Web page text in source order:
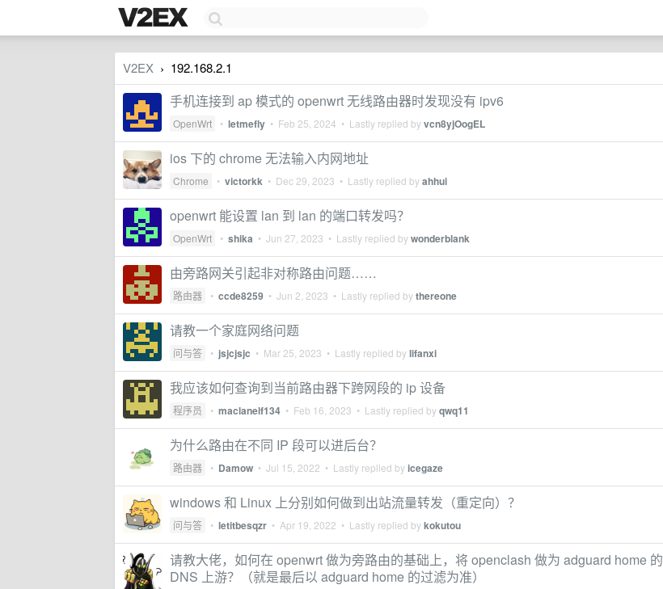
V2EX › 192.168.2.1
手机连接到 ap 模式的 openwrt 无线路由器时发现没有 ipv6
OpenWrt • letmefly • Feb 25, 2024 • Lastly replied byvcn8yjOogEL
ios 下的 chrome 无法输入内网地址
Chrome • victorkk • Dec 29, 2023 • Lastly replied byahhui
openwrt 能设置 lan 到 lan 的端口转发吗？
OpenWrt • shika • Jun 27, 2023 • Lastly replied bywonderblank
由旁路网关引起非对称路由问题……
路由器 • ccde8259 • Jun 2, 2023 • Lastly replied bythereone
请教一个家庭网络问题
问与答 • jsjcjsjc • Mar 25, 2023 • Lastly replied bylifanxi
我应该如何查询到当前路由器下跨网段的 ip 设备
程序员 • maclanelf134 • Feb 16, 2023 • Lastly replied byqwq11
为什么路由在不同 IP 段可以进后台？
路由器 • Damow • Jul 15, 2022 • Lastly replied byicegaze
windows 和 Linux 上分别如何做到出站流量转发（重定向）？
问与答 • letitbesqzr • Apr 19, 2022 • Lastly replied bykokutou
请教大佬，如何在 openwrt 做为旁路由的基础上，将 openclash 做为 adguard home 的
DNS 上游？（就是最后以 adguard home 的过滤为准）